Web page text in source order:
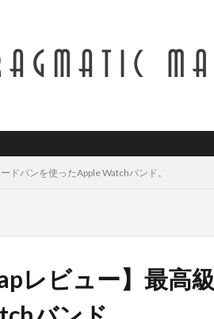
ドバンを使ったApple Watchバンド。
レビュー】最高級